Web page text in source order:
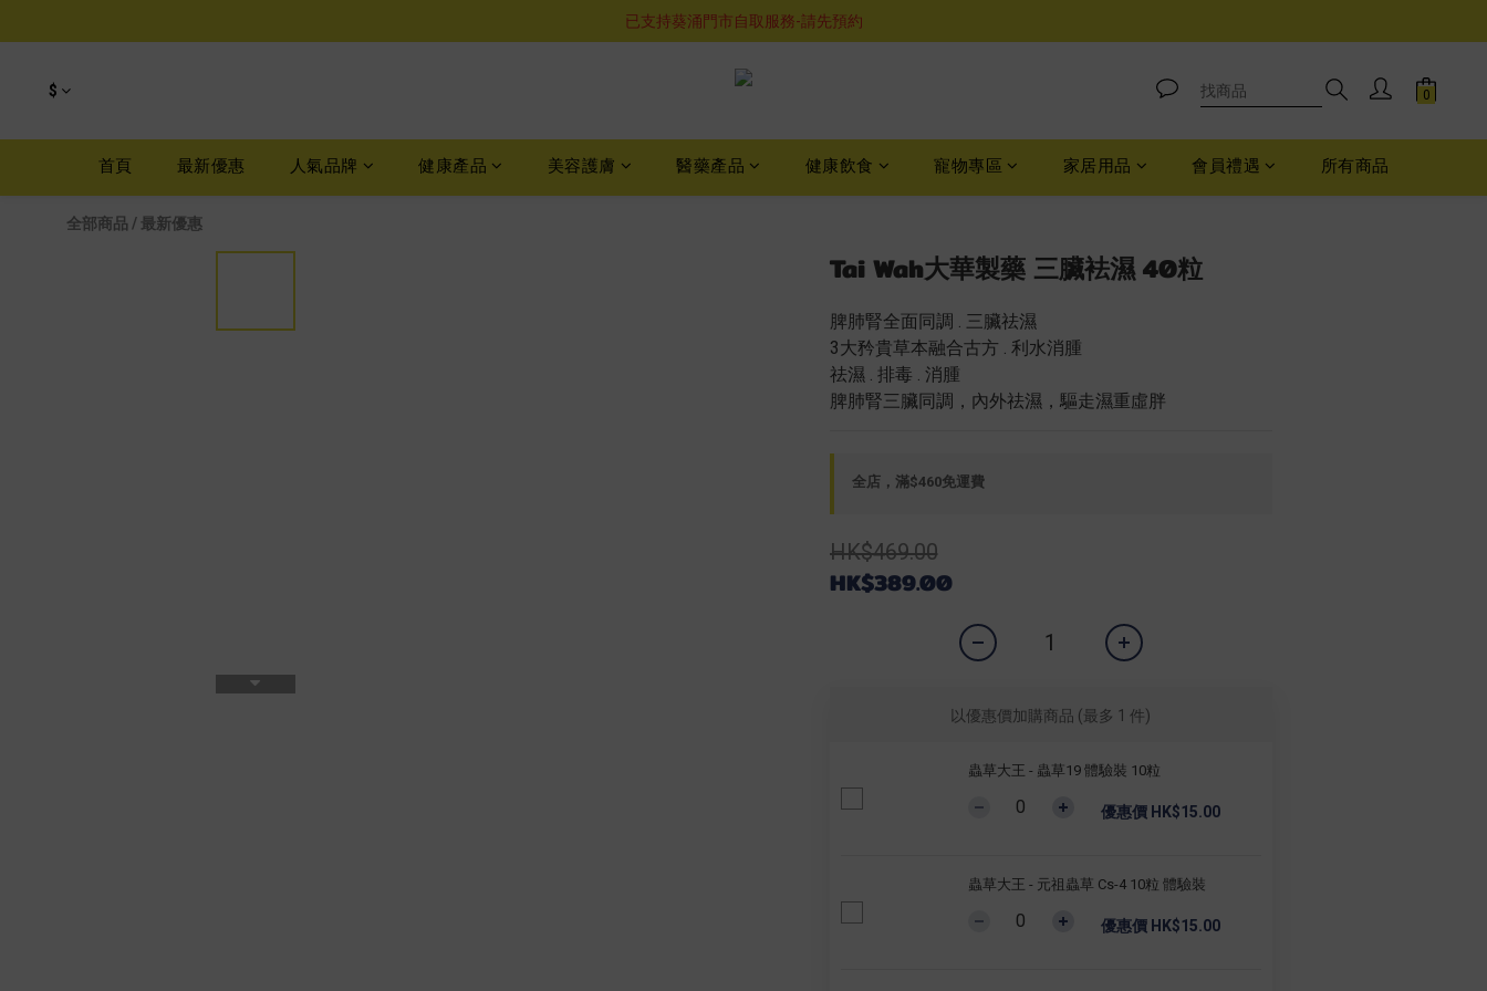
購物滿$460即享順豐免運費服務
已支持葵涌門市自取服務-請先預約
$
首頁 最新優惠 人氣品牌 健康產品 美容護膚 醫藥產品 健康飲食 寵物專區 家居用品 會員禮遇 所有商品
全部商品 / 最新優惠
Tai Wah⼤華製藥 三臟袪濕 40粒
脾肺腎全面同調 . 三臟祛濕
3大矜貴草本融合古方 . 利水消腫
祛濕 . 排毒 . 消腫
脾肺腎三臟同調，內外祛濕，驅走濕重虛胖
全店，滿$460免運費
HK$469.00
HK$389.00
以優惠價加購商品 (最多 1 件)
蟲草大王 - 蟲草19 體驗裝 10粒
優惠價 HK$15.00
蟲草大王 - 元祖蟲草 Cs-4 10粒 體驗裝
優惠價 HK$15.00